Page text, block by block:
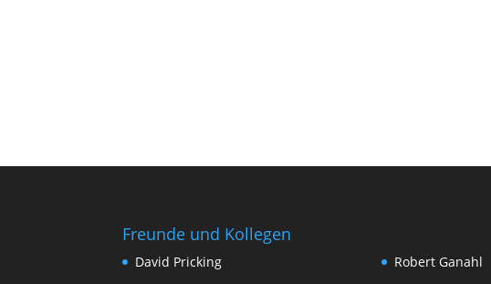
Freunde und Kollegen
David Pricking
Robert Ganahl